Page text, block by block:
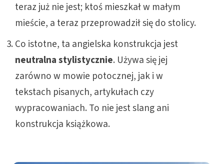
teraz już nie jest; ktoś mieszkał w małym
mieście, a teraz przeprowadził się do stolicy.
Co istotne, ta angielska konstrukcja jest
neutralna stylistycznie. Używa się jej
zarówno w mowie potocznej, jak i w
tekstach pisanych, artykułach czy
wypracowaniach. To nie jest slang ani
konstrukcja książkowa.